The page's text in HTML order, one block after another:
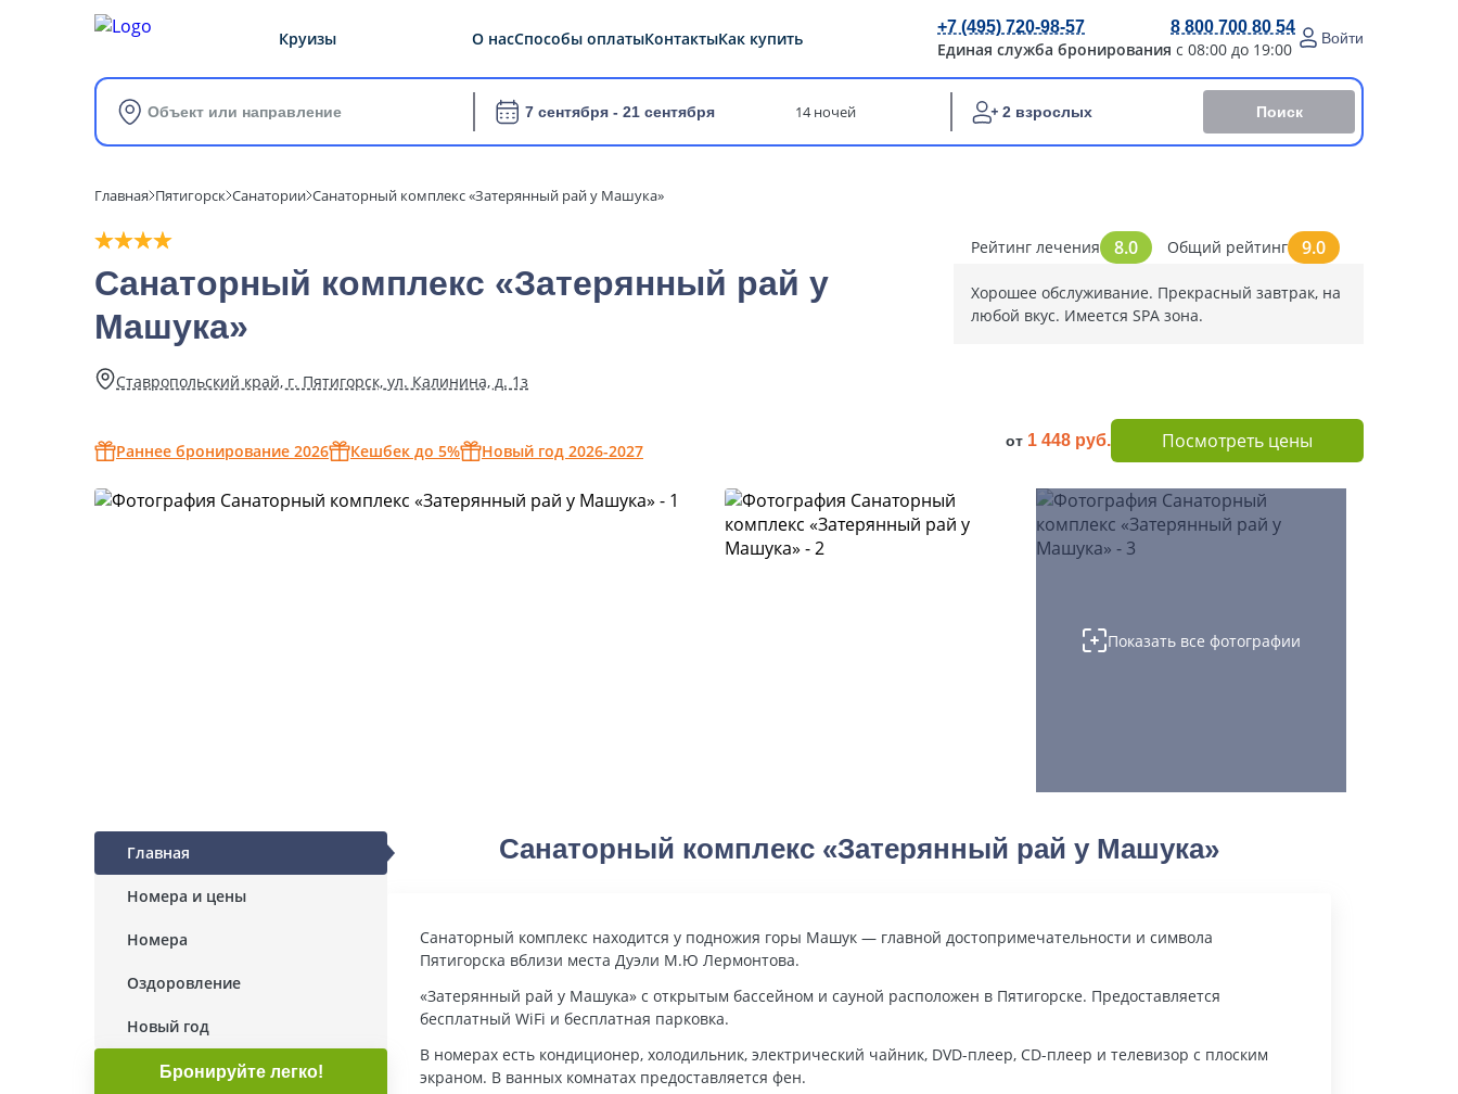
Круизы О насСпособы оплатыКонтактыКак купить
+7 (495) 720-98-57 8 800 700 80 54
Единая служба бронирования с 08:00 до 19:00
Войти
Объект или направление 7 сентября - 21 сентября 14 ночей 2 взрослых Поиск
Главная Пятигорск Санатории Санаторный комплекс «Затерянный рай у Машука»
Санаторный комплекс «Затерянный рай у
Машука»
Ставропольский край, г. Пятигорск, ул. Калинина, д. 1з
Раннее бронирование 2026 Кешбек до 5% Новый год 2026-2027
Рейтинг лечения 8.0 Общий рейтинг 9.0
Хорошее обслуживание. Прекрасный завтрак, на
любой вкус. Имеется SPA зона.
от 1 448 руб. Посмотреть цены
Показать все фотографии
Главная
Номера и цены
Номера
Оздоровление
Новый год
Бронируйте легко!
Санаторный комплекс «Затерянный рай у Машука»
Санаторный комплекс находится у подножия горы Машук — главной достопримечательности и символа
Пятигорска вблизи места Дуэли М.Ю Лермонтова.
«Затерянный рай у Машука» с открытым бассейном и сауной расположен в Пятигорске. Предоставляется
бесплатный WiFi и бесплатная парковка.
В номерах есть кондиционер, холодильник, электрический чайник, DVD-плеер, CD-плеер и телевизор с плоским
экраном. В ванных комнатах предоставляется фен.